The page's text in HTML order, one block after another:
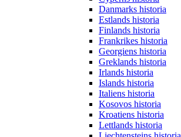
Danmarks historia
Estlands historia
Finlands historia
Frankrikes historia
Georgiens historia
Greklands historia
Irlands historia
Islands historia
Italiens historia
Kosovos historia
Kroatiens historia
Lettlands historia